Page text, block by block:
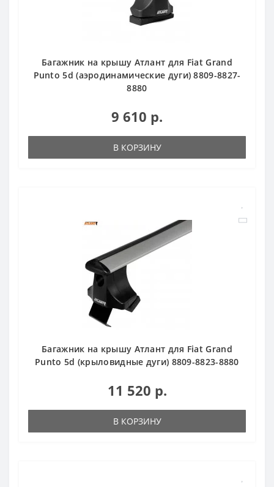
Багажник на крышу Атлант для Fiat Grand
Punto 5d (аэродинамические дуги) 8809-8827-
8880
9 610 р.
В КОРЗИНУ
Багажник на крышу Атлант для Fiat Grand
Punto 5d (крыловидные дуги) 8809-8823-8880
11 520 р.
В КОРЗИНУ